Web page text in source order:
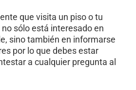
que visita un piso o tu
sólo está interesado en
sino también en informarse
por lo que debes estar
a cualquier pregunta al